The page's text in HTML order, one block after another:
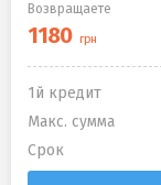
Возвращаете
1й кредит
Макс. сумма
Срок